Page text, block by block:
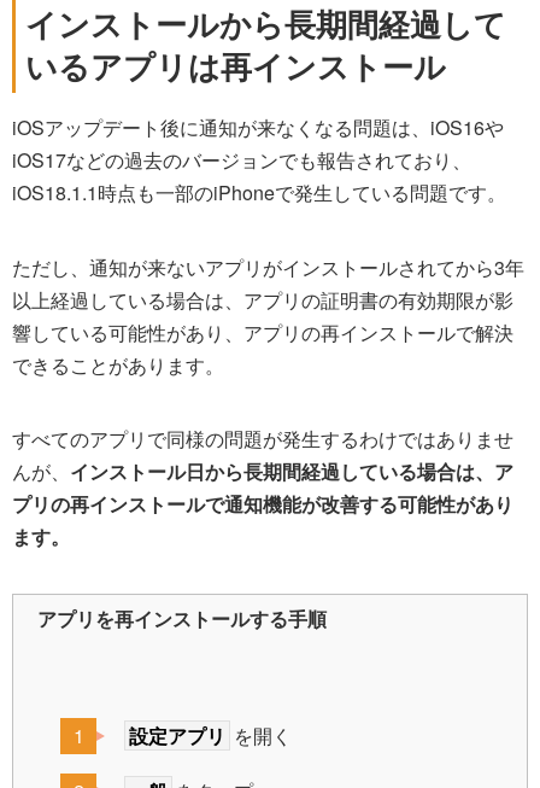
インストールから長期間経過して
いるアプリは再インストール
iOSアップデート後に通知が来なくなる問題は、iOS16や
iOS17などの過去のバージョンでも報告されており、
iOS18.1.1時点も一部のiPhoneで発生している問題です。
ただし、通知が来ないアプリがインストールされてから3年
以上経過している場合は、アプリの証明書の有効期限が影
響している可能性があり、アプリの再インストールで解決
できることがあります。
すべてのアプリで同様の問題が発生するわけではありませ
んが、 インストール日から長期間経過している場合は、ア
プリの再インストールで通知機能が改善する可能性があり
ます。
アプリを再インストールする手順
設定アプリ を開く